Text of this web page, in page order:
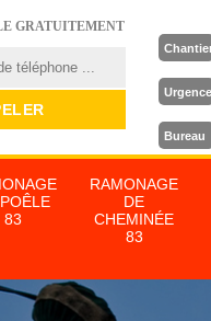
GRATUITEMENT
Urgence
Bureau
83
RAMONAGE
DE
CHEMINÉE
83